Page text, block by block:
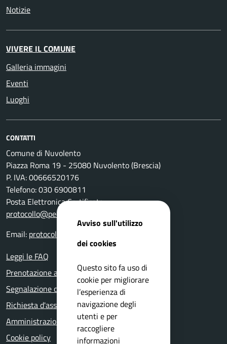
Notizie
VIVERE IL COMUNE
Galleria immagini
Eventi
Luoghi
CONTATTI
Comune di Nuvolento
Piazza Roma 19 - 25080 Nuvolento (Brescia)
P. IVA: 00666520176
Telefono: 030 6900811
Posta Elettronica Certificata:
protocollo@pec.comune.nuvolento.bs.it
Email: protocollo@comune.nuvolento.bs.it
Leggi le FAQ
Prenotazione appuntamento
Segnalazione disservizio
Richiesta d'assistenza
Amministrazione trasparente
Cookie policy
Avviso sull'utilizzo
dei cookies
Questo sito fa uso di
cookie per migliorare
l’esperienza di
navigazione degli
utenti e per
raccogliere
informazioni